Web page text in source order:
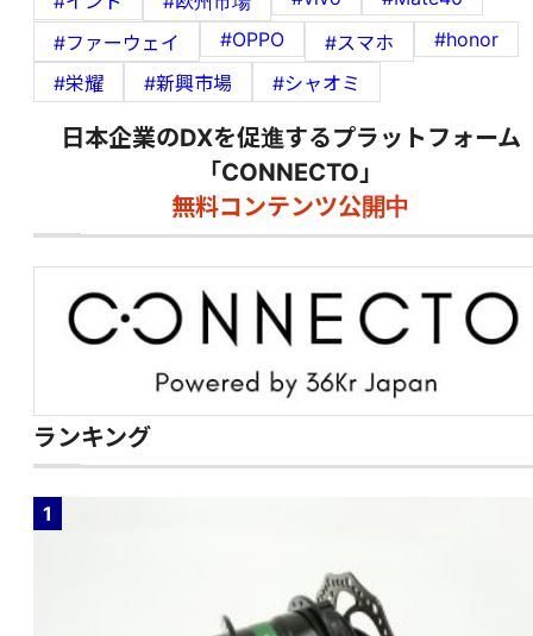
#ファーウェイ
#OPPO #スマホ
#honor
#栄耀
#新興市場 #シャオミ
日本企業のDXを促進するプラットフォーム
「CONNECTO」
無料コンテンツ公開中
ランキング
1